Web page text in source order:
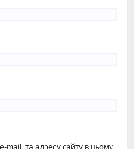
mail, та адресу сайту в цьому